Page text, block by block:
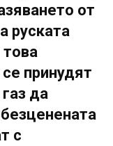
от
руската
принудят
да
с